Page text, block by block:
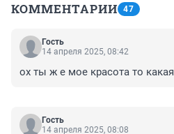
КОММЕНТАРИИ 47
Гость
14 апреля 2025, 08:42
ох ты ж е мое красота то какая
Гость
14 апреля 2025, 08:08